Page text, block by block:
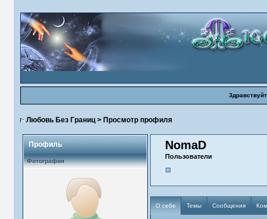
Любовь Без Границ> Просмотр профиля
Профиль
Фотография
NomaD
Пользователи
О себе Темы Сообщения